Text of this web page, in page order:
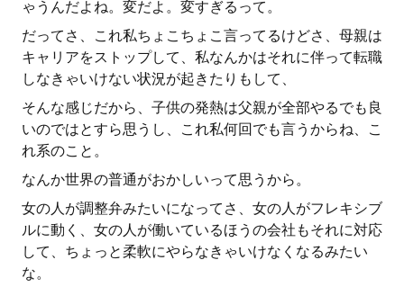
ゃうんだよね。変だよ。変すぎるって。
だってさ、これ私ちょこちょこ言ってるけどさ、母親は
キャリアをストップして、私なんかはそれに伴って転職
しなきゃいけない状況が起きたりもして、
そんな感じだから、子供の発熱は父親が全部やるでも良
いのではとすら思うし、これ私何回でも言うからね、こ
れ系のこと。
なんか世界の普通がおかしいって思うから。
女の人が調整弁みたいになってさ、女の人がフレキシブ
ルに動く、女の人が働いているほうの会社もそれに対応
して、ちょっと柔軟にやらなきゃいけなくなるみたい
な。